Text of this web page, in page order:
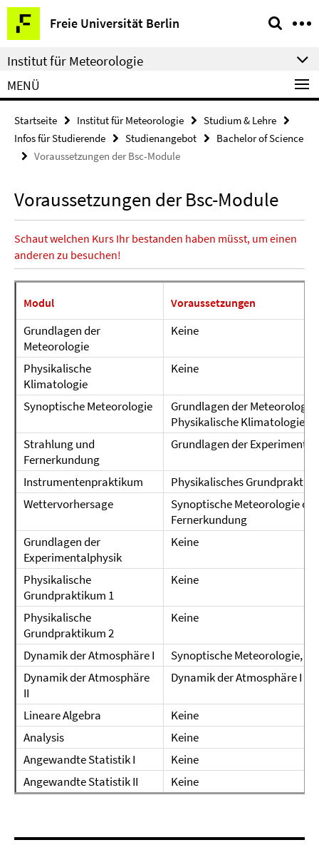
Springe
direkt
zu
Inhalt
Freie Universität Berlin
Service-
Navigation
Institut für Meteorologie
MENÜ
Startseite Institut für Meteorologie
Studium & Lehre
Infos für Studierende
Studienangebot
Bachelor of Science
Voraussetzungen der Bsc-Module
Voraussetzungen der Bsc-Module
Schaut welchen Kurs Ihr bestanden haben müsst, um einen
anderen zu besuchen!
Modul Voraussetzungen
Grundlagen der
Meteorologie
Keine
Physikalische
Klimatologie
Keine
Synoptische Meteorologie
Grundlagen der Meteorologie
Physikalische Klimatologie
Strahlung und
Fernerkundung
Grundlagen der
Instrumentenpraktikum
Physikalisches
Wettervorhersage
Synoptische Meteorologie o.
Fernerkundung
Grundlagen der
Experimentalphysik
Keine
Physikalische
Grundpraktikum 1
Keine
Physikalische
Grundpraktikum 2
Keine
Dynamik der Atmosphäre I
Synoptische Meteorologie,
Dynamik der Atmosphäre
II
Dynamik der Atmosphäre I
Lineare Algebra
Keine
Analysis
Keine
Angewandte Statistik I
Keine
Angewandte Statistik II
Keine